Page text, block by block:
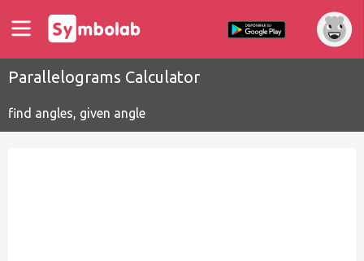
Parallelograms Calculator
find angles, given angle